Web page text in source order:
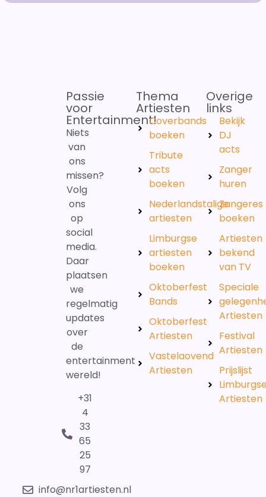
Passie
voor
Entertainment!
Niets
van
ons
missen?
Volg
ons
op
social
media.
Daar
plaatsen
we
regelmatig
updates
over
de
entertainment
wereld!
+31
4
33
65
25
97
info@nr1artiesten.nl
Thema
Artiesten
Coverbands
boeken
Tribute
acts
boeken
Nederlandstalige
artiesten
Limburgse
artiesten
boeken
Oktoberfest
Bands
Oktoberfest
Artiesten
Vastelaovend
Artiesten
Overige
links
Bekijk
DJ
acts
Zanger
huren
Zangeres
boeken
Artiesten
bekend
van TV
Speciale
Artiesten
Festival
Artiesten
Prijslijst
Artiesten